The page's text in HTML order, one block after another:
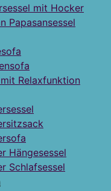
mit Hocker
Papasansessel
Relaxfunktion
Hängesessel
Schlafsessel